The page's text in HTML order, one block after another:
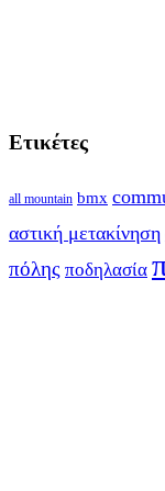
Ετικέτες
all mountain bmx
αστική μετακίνηση
πόλης ποδηλασία